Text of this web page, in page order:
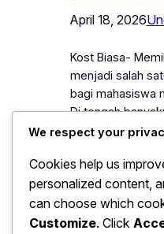
April 18, 2026
Kost Biasa-
menjadi salah
bagi mahasiswa
Di tengah
pertanyaan yang
terjangkau, atau
fasilitas
perbedaannya
Namun, jika
We respect your
Cookies help us
personalized content,
can choose which
Customize. Click